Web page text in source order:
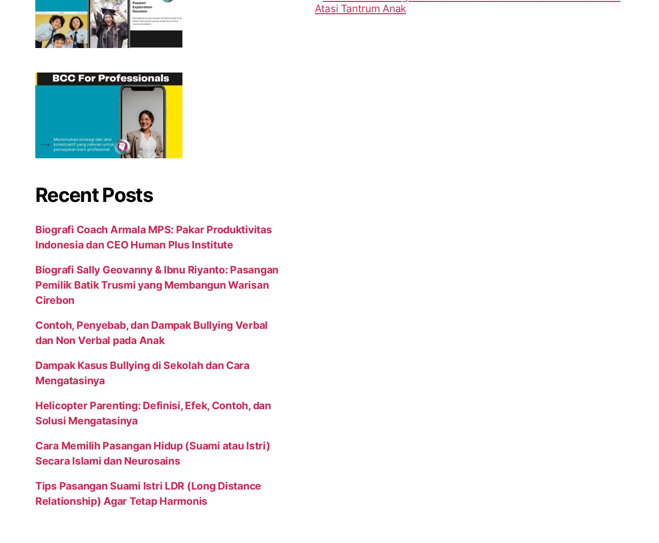
Recent Posts
Biografi Coach Armala MPS: Pakar Produktivitas
Indonesia dan CEO Human Plus Institute
Biografi Sally Geovanny & Ibnu Riyanto: Pasangan
Pemilik Batik Trusmi yang Membangun Warisan
Cirebon
Contoh, Penyebab, dan Dampak Bullying Verbal
dan Non Verbal pada Anak
Dampak Kasus Bullying di Sekolah dan Cara
Mengatasinya
Helicopter Parenting: Definisi, Efek, Contoh, dan
Solusi Mengatasinya
Cara Memilih Pasangan Hidup (Suami atau Istri)
Secara Islami dan Neurosains
Tips Pasangan Suami Istri LDR (Long Distance
Relationship) Agar Tetap Harmonis